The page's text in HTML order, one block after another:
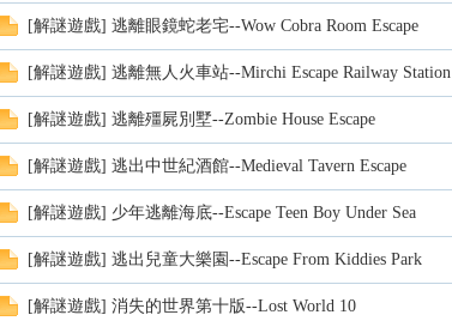
[解謎遊戲] 逃離眼鏡蛇老宅--Wow Cobra Room Escape
[解謎遊戲] 逃離無人火車站--Mirchi Escape Railway Station
[解謎遊戲] 逃離殭屍別墅--Zombie House Escape
[解謎遊戲] 逃出中世紀酒館--Medieval Tavern Escape
[解謎遊戲] 少年逃離海底--Escape Teen Boy Under Sea
[解謎遊戲] 逃出兒童大樂園--Escape From Kiddies Park
[解謎遊戲] 消失的世界第十版--Lost World 10